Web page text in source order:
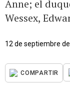
Anne; el
Wessex,
12 de septiembre
COMPARTIR